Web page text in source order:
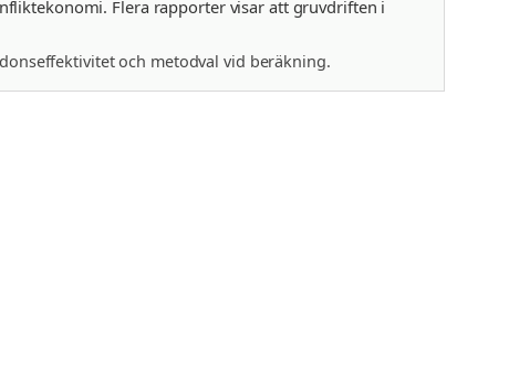
Flera rapporter visar att gruvdriften i
och metodval vid beräkning.